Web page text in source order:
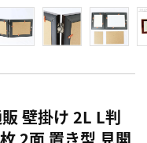
壁掛け 2L L判